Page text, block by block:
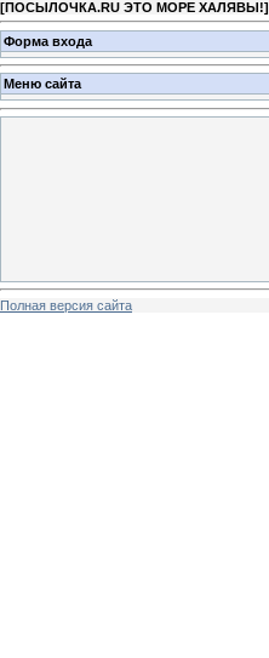
[ПОСЫЛОЧКА.RU ЭТО МОРЕ ХАЛЯВЫ!]
Форма входа
Меню сайта
Полная версия сайта